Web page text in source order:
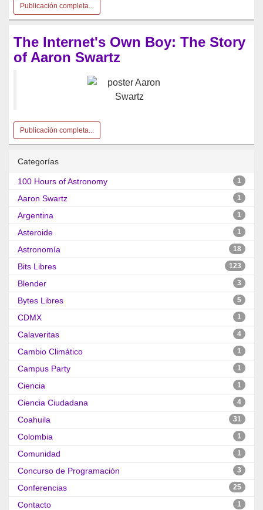
Publicación completa...
The Internet's Own Boy: The Story
of Aaron Swartz
Publicación completa...
Categorías
100 Hours of Astronomy 1
Aaron Swartz 1
Argentina 1
Asteroide 1
Astronomía 18
Bits Libres 123
Blender 3
Bytes Libres 5
CDMX 1
Calaveritas 4
Cambio Climático 1
Campus Party 1
Ciencia 1
Ciencia Ciudadana 4
Coahuila 31
Colombia 1
Comunidad 1
Concurso de Programación 3
Conferencias 25
Contacto 1